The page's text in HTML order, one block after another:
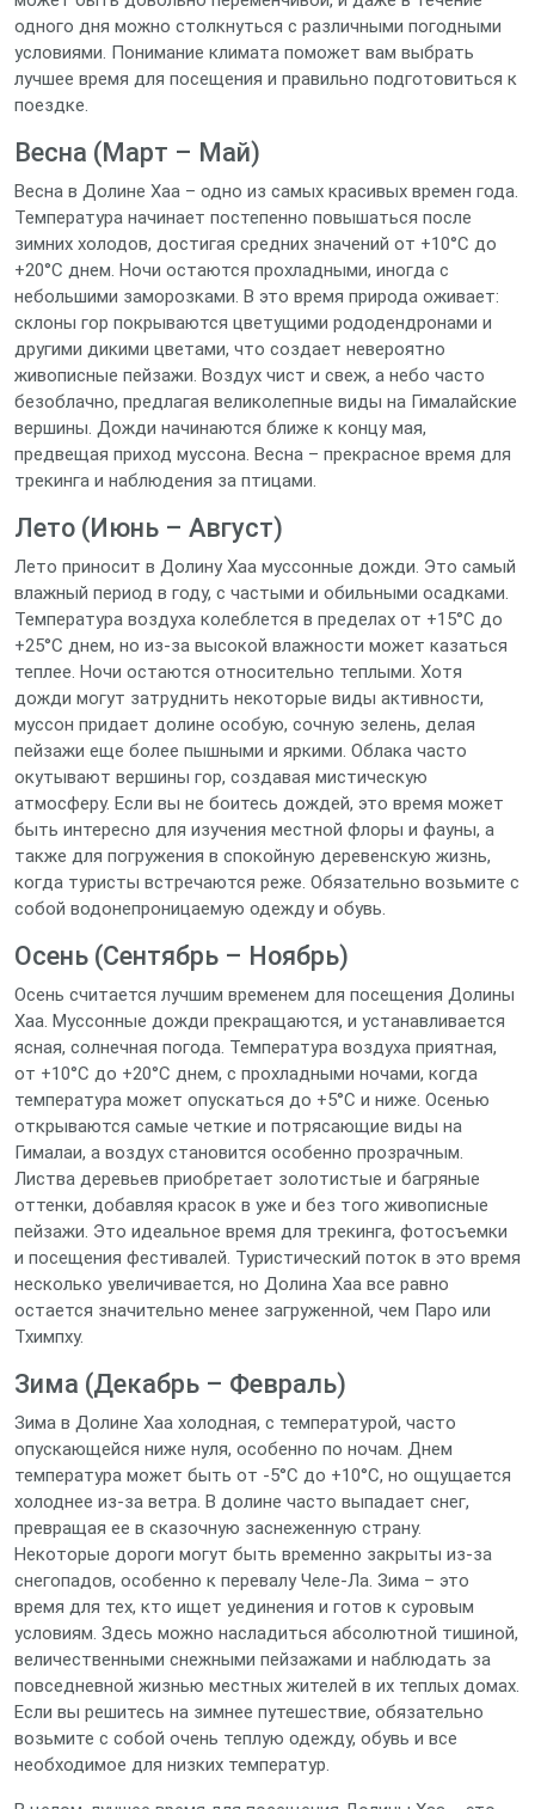
одного дня можно столкнуться с различными погодными
условиями. Понимание климата поможет вам выбрать
лучшее время для посещения и правильно подготовиться к
поездке.
Весна (Март – Май)
Весна в Долине Хаа – одно из самых красивых времен года.
Температура начинает постепенно повышаться после
зимних холодов, достигая средних значений от +10°C до
+20°C днем. Ночи остаются прохладными, иногда с
небольшими заморозками. В это время природа оживает:
склоны гор покрываются цветущими рододендронами и
другими дикими цветами, что создает невероятно
живописные пейзажи. Воздух чист и свеж, а небо часто
безоблачно, предлагая великолепные виды на Гималайские
вершины. Дожди начинаются ближе к концу мая,
предвещая приход муссона. Весна – прекрасное время для
трекинга и наблюдения за птицами.
Лето (Июнь – Август)
Лето приносит в Долину Хаа муссонные дожди. Это самый
влажный период в году, с частыми и обильными осадками.
Температура воздуха колеблется в пределах от +15°C до
+25°C днем, но из-за высокой влажности может казаться
теплее. Ночи остаются относительно теплыми. Хотя
дожди могут затруднить некоторые виды активности,
муссон придает долине особую, сочную зелень, делая
пейзажи еще более пышными и яркими. Облака часто
окутывают вершины гор, создавая мистическую
атмосферу. Если вы не боитесь дождей, это время может
быть интересно для изучения местной флоры и фауны, а
также для погружения в спокойную деревенскую жизнь,
когда туристы встречаются реже. Обязательно возьмите с
собой водонепроницаемую одежду и обувь.
Осень (Сентябрь – Ноябрь)
Осень считается лучшим временем для посещения Долины
Хаа. Муссонные дожди прекращаются, и устанавливается
ясная, солнечная погода. Температура воздуха приятная,
от +10°C до +20°C днем, с прохладными ночами, когда
температура может опускаться до +5°C и ниже. Осенью
открываются самые четкие и потрясающие виды на
Гималаи, а воздух становится особенно прозрачным.
Листва деревьев приобретает золотистые и багряные
оттенки, добавляя красок в уже и без того живописные
пейзажи. Это идеальное время для трекинга, фотосъемки
и посещения фестивалей. Туристический поток в это время
несколько увеличивается, но Долина Хаа все равно
остается значительно менее загруженной, чем Паро или
Тхимпху.
Зима (Декабрь – Февраль)
Зима в Долине Хаа холодная, с температурой, часто
опускающейся ниже нуля, особенно по ночам. Днем
температура может быть от -5°C до +10°C, но ощущается
холоднее из-за ветра. В долине часто выпадает снег,
превращая ее в сказочную заснеженную страну.
Некоторые дороги могут быть временно закрыты из-за
снегопадов, особенно к перевалу Челе-Ла. Зима – это
время для тех, кто ищет уединения и готов к суровым
условиям. Здесь можно насладиться абсолютной тишиной,
величественными снежными пейзажами и наблюдать за
повседневной жизнью местных жителей в их теплых домах.
Если вы решитесь на зимнее путешествие, обязательно
возьмите с собой очень теплую одежду, обувь и все
необходимое для низких температур.